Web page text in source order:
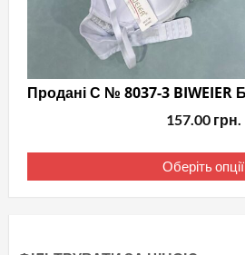
157.00 грн.
Оберіть опції